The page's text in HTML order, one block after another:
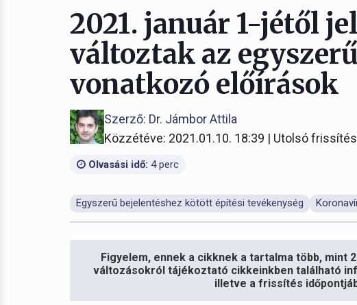
2021. január 1-jétől
változtak az
vonatkozó előírások
Szerző: Dr. Jámbor Attila
Közzétéve: 2021.01.10. 18:39 | Utolsó
Olvasási idő: 4 perc
Egyszerű bejelentéshez kötött építési tevékenység
Figyelem, ennek a cikknek a tartalma több, mint
változásokról tájékoztató cikkeinkben található
illetve a frissítés